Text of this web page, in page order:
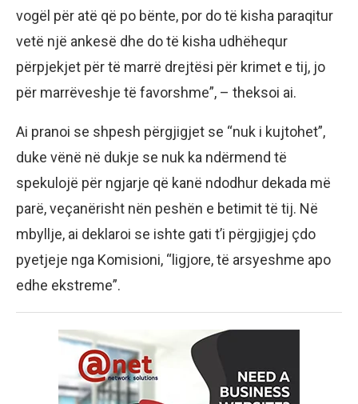
vogël për atë që po bënte, por do të kisha paraqitur
vetë një ankesë dhe do të kisha udhëhequr
përpjekjet për të marrë drejtësi për krimet e tij, jo
për marrëveshje të favorshme”, – theksoi ai.
Ai pranoi se shpesh përgjigjet se “nuk i kujtohet”,
duke vënë në dukje se nuk ka ndërmend të
spekulojë për ngjarje që kanë ndodhur dekada më
parë, veçanërisht nën peshën e betimit të tij. Në
mbyllje, ai deklaroi se ishte gati t’i përgjigjej çdo
pyetjeje nga Komisioni, “ligjore, të arsyeshme apo
edhe ekstreme”.